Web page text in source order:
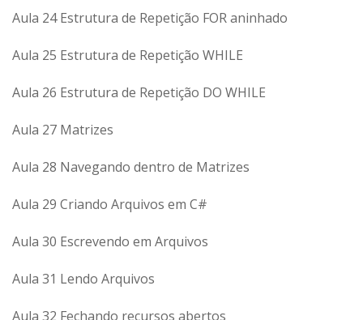
Aula 24 Estrutura de Repetição FOR aninhado
Aula 25 Estrutura de Repetição WHILE
Aula 26 Estrutura de Repetição DO WHILE
Aula 27 Matrizes
Aula 28 Navegando dentro de Matrizes
Aula 29 Criando Arquivos em C#
Aula 30 Escrevendo em Arquivos
Aula 31 Lendo Arquivos
Aula 32 Fechando recursos abertos